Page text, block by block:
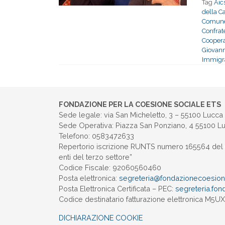
Tag
della
FONDAZIONE PER LA COESIONE SOCIALE ETS
Sede legale: via San Micheletto, 3 – 55100 Lucca
Sede Operativa: Piazza San Ponziano, 4 55100
Telefono: 0583472633
Repertorio iscrizione RUNTS numero 165564
enti del terzo settore”
Codice Fiscale: 92060560460
Posta elettronica: segreteria@
Posta Elettronica Certificata – PEC: segreteria.
Codice destinatario fatturazione elettronica
DICHIARAZIONE COOKIE